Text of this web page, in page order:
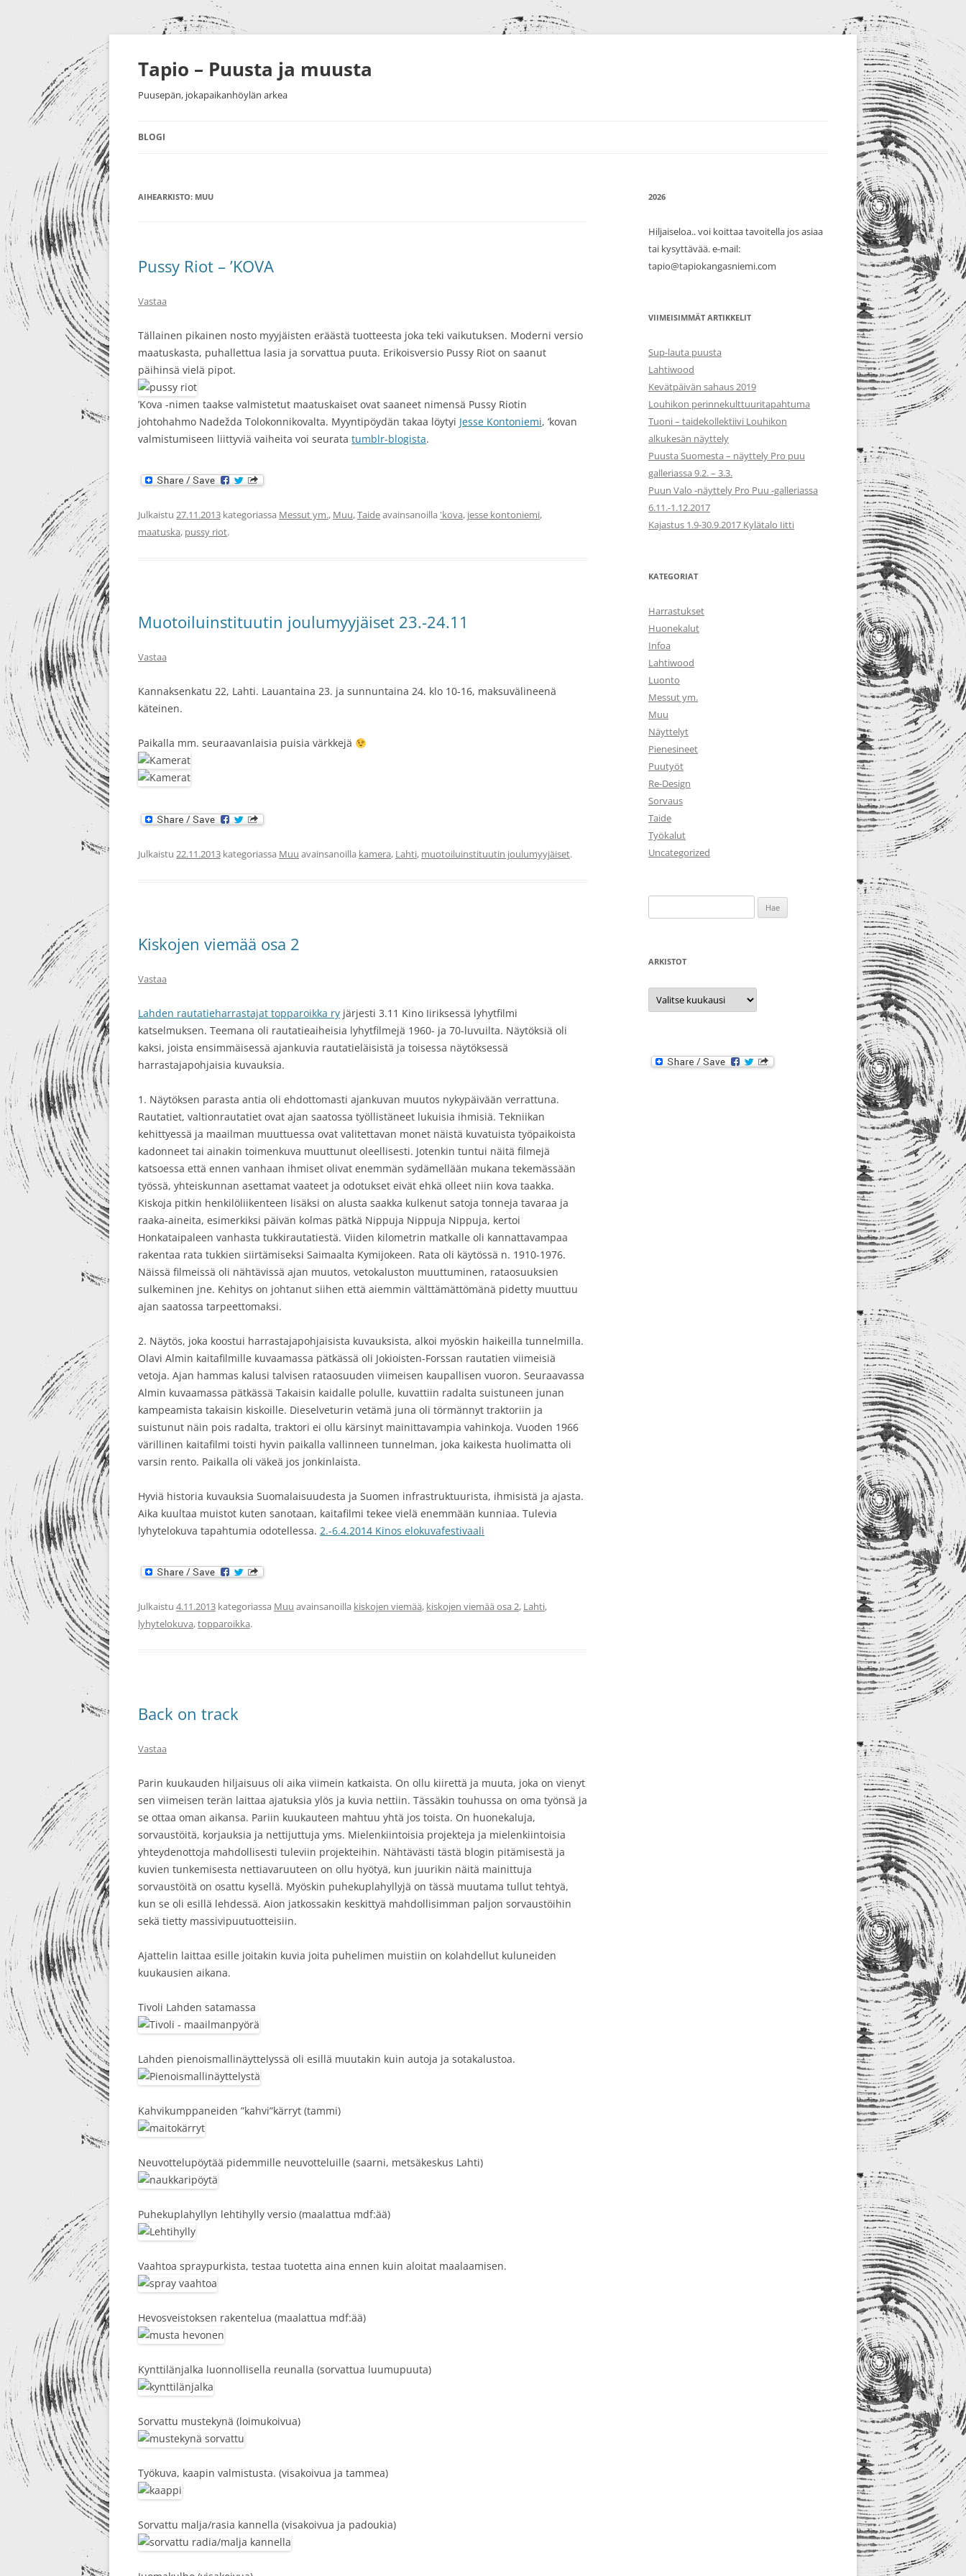
Siirry
Tapio – Puusta ja muusta
Puusepän, jokapaikanhöylän arkea
BLOGI
PUUTYÖT
AIHEARKISTO: MUU
Pussy Riot – ’KOVA
Vastaa
Tällainen pikainen nosto myyjäisten eräästä tuotteesta joka teki vaikutuksen. Moderni versio
maatuskasta, puhallettua lasia ja sorvattua puuta. Erikoisversio Pussy Riot on saanut
päihinsä vielä pipot.
’Kova -nimen taakse valmistetut maatuskaiset ovat saaneet nimensä Pussy Riotin
johtohahmo Nadežda Tolokonnikovalta. Myyntipöydän takaa löytyi Jesse Kontoniemi, ’kovan
valmistumiseen liittyviä vaiheita voi seurata tumblr-blogista.
Julkaistu 27.11.2013 kategoriassa Messut ym., Muu,Taideavainsanoilla 'kova, jesse kontoniemi,
maatuska, pussy riot.
Muotoiluinstituutin joulumyyjäiset 23.-24.11
Vastaa
Kannaksenkatu 22, Lahti. Lauantaina 23. ja sunnuntaina 24. klo 10-16, maksuvälineenä
käteinen.
Paikalla mm. seuraavanlaisia puisia värkkejä
Julkaistu 22.11.2013 kategoriassa Muu avainsanoilla kamera, Lahti, muotoiluinstituutin joulumyyjäiset.
Kiskojen viemää osa 2
Vastaa
Lahden rautatieharrastajat topparoikka ry järjesti 3.11 Kino Iiriksessä lyhytfilmi
katselmuksen. Teemana oli rautatieaiheisia lyhytfilmejä 1960- ja 70-luvuilta. Näytöksiä oli
kaksi, joista ensimmäisessä ajankuvia rautatieläisistä ja toisessa näytöksessä
harrastajapohjaisia kuvauksia.
1. Näytöksen parasta antia oli ehdottomasti ajankuvan muutos nykypäivään verrattuna.
Rautatiet, valtionrautatiet ovat ajan saatossa työllistäneet lukuisia ihmisiä. Tekniikan
kehittyessä ja maailman muuttuessa ovat valitettavan monet näistä kuvatuista työpaikoista
kadonneet tai ainakin toimenkuva muuttunut oleellisesti. Jotenkin tuntui näitä filmejä
katsoessa että ennen vanhaan ihmiset olivat enemmän sydämellään mukana tekemässään
työssä, yhteiskunnan asettamat vaateet ja odotukset eivät ehkä olleet niin kova taakka.
Kiskoja pitkin henkilöliikenteen lisäksi on alusta saakka kulkenut satoja tonneja tavaraa ja
raaka-aineita, esimerkiksi päivän kolmas pätkä Nippuja Nippuja Nippuja, kertoi
Honkataipaleen vanhasta tukkirautatiestä. Viiden kilometrin matkalle oli kannattavampaa
rakentaa rata tukkien siirtämiseksi Saimaalta Kymijokeen. Rata oli käytössä n. 1910-1976.
Näissä filmeissä oli nähtävissä ajan muutos, vetokaluston muuttuminen, rataosuuksien
sulkeminen jne. Kehitys on johtanut siihen että aiemmin välttämättömänä pidetty muuttuu
ajan saatossa tarpeettomaksi.
2. Näytös, joka koostui harrastajapohjaisista kuvauksista, alkoi myöskin haikeilla tunnelmilla.
Olavi Almin kaitafilmille kuvaamassa pätkässä oli Jokioisten-Forssan rautatien viimeisiä
vetoja. Ajan hammas kalusi talvisen rataosuuden viimeisen kaupallisen vuoron. Seuraavassa
Almin kuvaamassa pätkässä Takaisin kaidalle polulle, kuvattiin radalta suistuneen junan
kampeamista takaisin kiskoille. Dieselveturin vetämä juna oli törmännyt traktoriin ja
suistunut näin pois radalta, traktori ei ollu kärsinyt mainittavampia vahinkoja. Vuoden 1966
värillinen kaitafilmi toisti hyvin paikalla vallinneen tunnelman, joka kaikesta huolimatta oli
varsin rento. Paikalla oli väkeä jos jonkinlaista.
Hyviä historia kuvauksia Suomalaisuudesta ja Suomen infrastruktuurista, ihmisistä ja ajasta.
Aika kuultaa muistot kuten sanotaan, kaitafilmi tekee vielä enemmään kunniaa. Tulevia
lyhytelokuva tapahtumia odotellessa. 2.-6.4.2014 Kinos elokuvafestivaali
Julkaistu 4.11.2013 kategoriassa Muu avainsanoilla kiskojen viemää, kiskojen viemää osa 2, Lahti,
lyhytelokuva,topparoikka.
Back on track
Vastaa
Parin kuukauden hiljaisuus oli aika viimein katkaista. On ollu kiirettä ja muuta, joka on vienyt
sen viimeisen terän laittaa ajatuksia ylös ja kuvia nettiin. Tässäkin touhussa on oma työnsä ja
se ottaa oman aikansa. Pariin kuukauteen mahtuu yhtä jos toista. On huonekaluja,
sorvaustöitä, korjauksia ja nettijuttuja yms. Mielenkiintoisia projekteja ja mielenkiintoisia
yhteydenottoja mahdollisesti tuleviin projekteihin. Nähtävästi tästä blogin pitämisestä ja
kuvien tunkemisesta nettiavaruuteen on ollu hyötyä, kun juurikin näitä mainittuja
sorvaustöitä on osattu kysellä. Myöskin puhekuplahyllyjä on tässä muutama tullut tehtyä,
kun se oli esillä lehdessä. Aion jatkossakin keskittyä mahdollisimman paljon sorvaustöihin
sekä tietty massivipuutuotteisiin.
Ajattelin laittaa esille joitakin kuvia joita puhelimen muistiin on kolahdellut kuluneiden
kuukausien aikana.
Tivoli Lahden satamassa
Lahden pienoismallinäyttelyssä oli esillä muutakin kuin autoja ja sotakalustoa.
Kahvikumppaneiden ”kahvi”kärryt (tammi)
Neuvottelupöytää pidemmille neuvotteluille (saarni, metsäkeskus Lahti)
Puhekuplahyllyn lehtihylly versio (maalattua mdf:ää)
Vaahtoa spraypurkista, testaa tuotetta aina ennen kuin aloitat maalaamisen.
Hevosveistoksen rakentelua (maalattua mdf:ää)
Kynttilänjalka luonnollisella reunalla (sorvattua luumupuuta)
Sorvattu mustekynä (loimukoivua)
Työkuva, kaapin valmistusta. (visakoivua ja tammea)
Sorvattu malja/rasia kannella (visakoivua ja padoukia)
2026
Hiljaiseloa.. voi koittaa tavoitella jos asiaa
tai kysyttävää. e-mail:
tapio@tapiokangasniemi.com
VIIMEISIMMÄT ARTIKKELIT
Sup-lauta puusta
Lahtiwood
Kevätpäivän sahaus 2019
Louhikon perinnekulttuuritapahtuma
Tuoni – taidekollektiivi Louhikon
alkukesän näyttely
Puusta Suomesta – näyttely Pro puu
galleriassa 9.2. – 3.3.
Puun Valo -näyttely Pro Puu -galleriassa
6.11.-1.12.2017
Kajastus 1.9-30.9.2017 Kylätalo Iitti
KATEGORIAT
Harrastukset
Huonekalut
Infoa
Lahtiwood
Luonto
Messut ym.
Muu
Näyttelyt
Pienesineet
Puutyöt
Re-Design
Sorvaus
Taide
Työkalut
Uncategorized
ARKISTOT
Arkistot